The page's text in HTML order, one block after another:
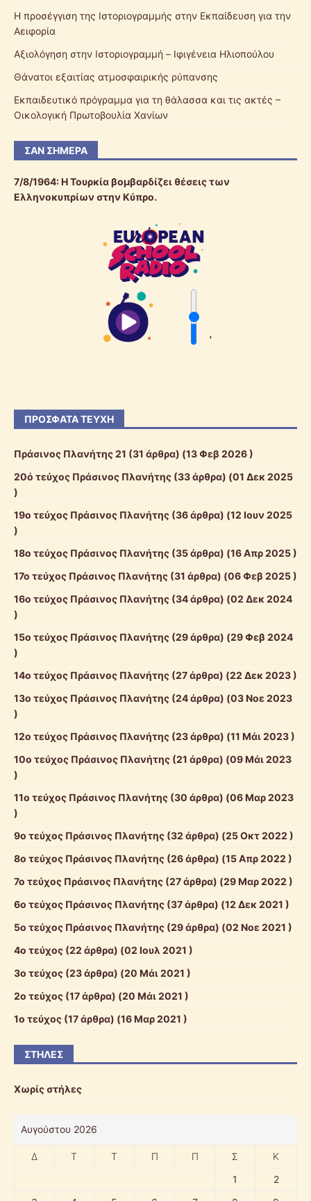
Η προσέγγιση της Ιστοριογραμμής στην Εκπαίδευση για την
Αειφορία
Αξιολόγηση στην Ιστοριογραμμή – Ιφιγένεια Ηλιοπούλου
Θάνατοι εξαιτίας ατμοσφαιρικής ρύπανσης
Εκπαιδευτικό πρόγραμμα για τη θάλασσα και τις ακτές –
Οικολογική Πρωτοβουλία Χανίων
ΣΑΝ ΣΉΜΕΡΑ
7/8/1964: Η Τουρκία βομβαρδίζει θέσεις των
Ελληνοκυπρίων στην Κύπρο.
'
ΠΡΌΣΦΑΤΑ ΤΕΎΧΗ
Πράσινος Πλανήτης 21 (31 άρθρα) (13 Φεβ 2026 )
20ό τεύχος Πράσινος Πλανήτης (33 άρθρα) (01 Δεκ 2025
)
19ο τεύχος Πράσινος Πλανήτης (36 άρθρα) (12 Ιουν 2025
)
18ο τεύχος Πράσινος Πλανήτης (35 άρθρα) (16 Απρ 2025 )
17ο τεύχος Πράσινος Πλανήτης (31 άρθρα) (06 Φεβ 2025 )
16ο τεύχος Πράσινος Πλανήτης (34 άρθρα) (02 Δεκ 2024
)
15ο τεύχος Πράσινος Πλανήτης (29 άρθρα) (29 Φεβ 2024
)
14ο τεύχος Πράσινος Πλανήτης (27 άρθρα) (22 Δεκ 2023 )
13ο τεύχος Πράσινος Πλανήτης (24 άρθρα) (03 Νοε 2023
)
12ο τεύχος Πράσινος Πλανήτης (23 άρθρα) (11 Μάι 2023 )
10ο τεύχος Πράσινος Πλανήτης (21 άρθρα) (09 Μάι 2023
)
11ο τεύχος Πράσινος Πλανήτης (30 άρθρα) (06 Μαρ 2023
)
9ο τεύχος Πράσινος Πλανήτης (32 άρθρα) (25 Οκτ 2022 )
8ο τεύχος Πράσινος Πλανήτης (26 άρθρα) (15 Απρ 2022 )
7ο τεύχος Πράσινος Πλανήτης (27 άρθρα) (29 Μαρ 2022 )
6ο τεύχος Πράσινος Πλανήτης (37 άρθρα) (12 Δεκ 2021 )
5ο τεύχος Πράσινος Πλανήτης (29 άρθρα) (02 Νοε 2021 )
4ο τεύχος (22 άρθρα) (02 Ιουλ 2021 )
3ο τεύχος (23 άρθρα) (20 Μάι 2021 )
2ο τεύχος (17 άρθρα) (20 Μάι 2021 )
1ο τεύχος (17 άρθρα) (16 Μαρ 2021 )
ΣΤΉΛΕΣ
Χωρίς στήλες
Αυγούστου 2026
Δ Τ Τ Π Π Σ
Κ
1
2